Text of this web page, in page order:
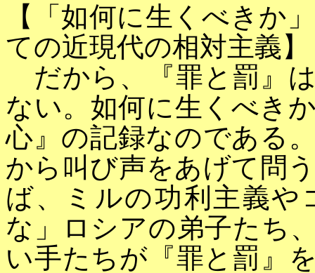
【「如何に生くべきか
ての近現代の相対主義】
だから、『罪と罰』
ない。如何に生くべき
心』の記録なのである
から叫び声をあげて問
ば、ミルの功利主義や
な」ロシアの弟子たち
い手たちが『罪と罰』